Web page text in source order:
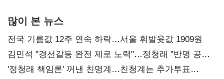
많이 본 뉴스
전국 기름값 12주 연속 하락…서울 휘발윳값 1909원
김민석 "경선갈등 완전 제로 노력"…정청래 "반명 공세
사과부터"
'정청래 책임론' 꺼낸 친명계…친청계는 추가투표